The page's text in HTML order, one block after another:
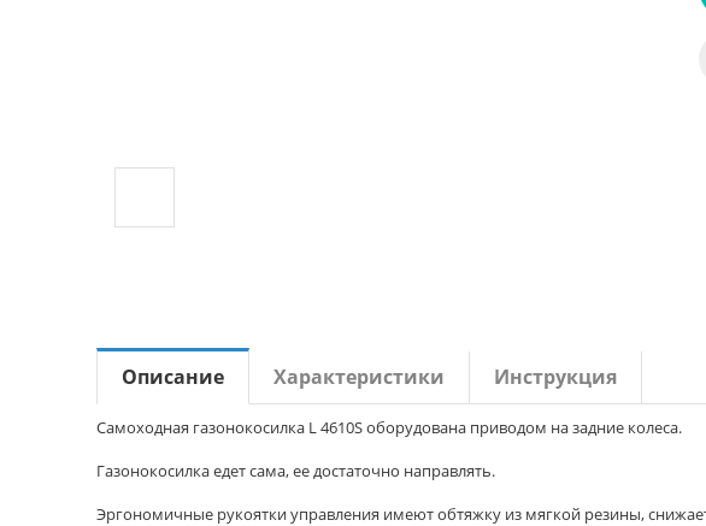
Описание Характеристики Инструкция
Самоходная газонокосилка L 4610S оборудована приводом на задние колеса.
Газонокосилка едет сама, ее достаточно направлять.
Эргономичные рукоятки управления имеют обтяжку из мягкой резины,